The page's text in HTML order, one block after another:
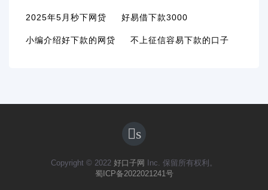
2025年5月秒下网贷 好易借下款3000
小编介绍好下款的网贷 不上征信容易下款的口子
s
Copyright © 2022 好口子网
Inc. 保留所有权利。
蜀ICP备2022021241号